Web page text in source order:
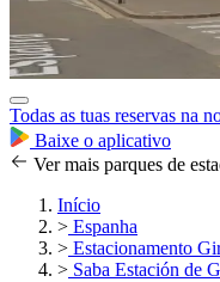
Todas as tuas reservas na
Baixe o aplicativo
Ver mais parques de
Início
> Espanha
> Estacionamento
> Saba Estación de